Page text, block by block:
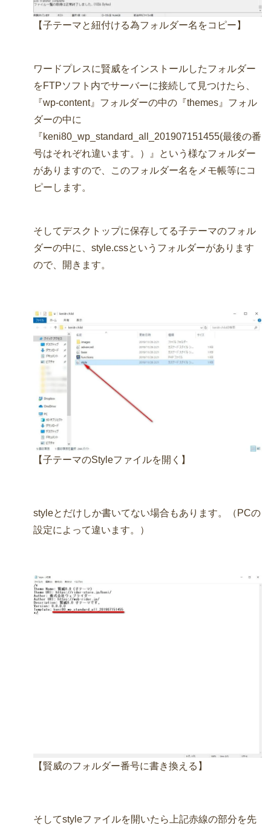
【子テーマと紐付ける為フォルダー名をコピー】
ワードプレスに賢威をインストールしたフォルダー
をFTPソフト内でサーバーに接続して見つけたら、
『wp-content』フォルダーの中の『themes』フォル
ダーの中に
『keni80_wp_standard_all_201907151455(最後の番
号はそれぞれ違います。）』という様なフォルダー
がありますので、このフォルダー名をメモ帳等にコ
ピーします。
そしてデスクトップに保存してる子テーマのフォル
ダーの中に、style.cssというフォルダーがあります
ので、開きます。
【子テーマのStyleファイルを開く】
styleとだけしか書いてない場合もあります。（PCの
設定によって違います。）
【賢威のフォルダー番号に書き換える】
そしてstyleファイルを開いたら上記赤線の部分を先